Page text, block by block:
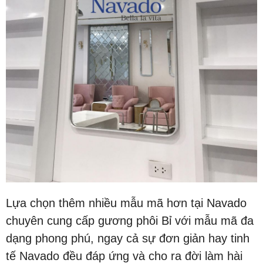
Lựa chọn thêm nhiều mẫu mã hơn tại Navado
chuyên cung cấp gương phôi Bỉ với mẫu mã đa
dạng phong phú, ngay cả sự đơn giản hay tinh
tế Navado đều đáp ứng và cho ra đời làm hài